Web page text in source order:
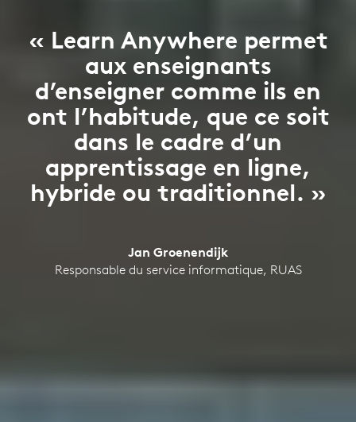
« Learn Anywhere permet
aux enseignants
d’enseigner comme ils en
ont l’habitude, que ce soit
dans le cadre d’un
apprentissage en ligne,
hybride ou traditionnel. »
Jan Groenendijk
Responsable du service informatique, RUAS